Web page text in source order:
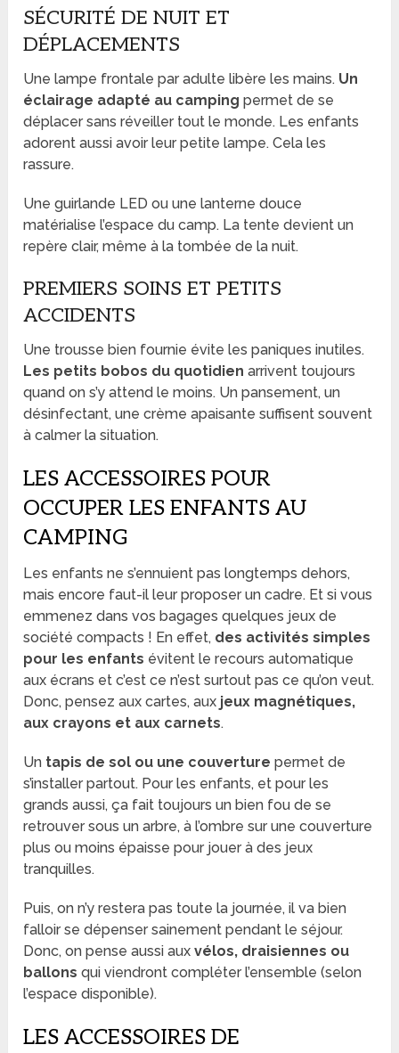
SÉCURITÉ DE NUIT ET
DÉPLACEMENTS
Une lampe frontale par adulte libère les mains. Un
éclairage adapté au camping permet de se
déplacer sans réveiller tout le monde. Les enfants
adorent aussi avoir leur petite lampe. Cela les
rassure.
Une guirlande LED ou une lanterne douce
matérialise l’espace du camp. La tente devient un
repère clair, même à la tombée de la nuit.
PREMIERS SOINS ET PETITS
ACCIDENTS
Une trousse bien fournie évite les paniques inutiles.
Les petits bobos du quotidien arrivent toujours
quand on s’y attend le moins. Un pansement, un
désinfectant, une crème apaisante suffisent souvent
à calmer la situation.
LES ACCESSOIRES POUR
OCCUPER LES ENFANTS AU
CAMPING
Les enfants ne s’ennuient pas longtemps dehors,
mais encore faut-il leur proposer un cadre. Et si vous
emmenez dans vos bagages quelques jeux de
société compacts ! En effet, des activités simples
pour les enfants évitent le recours automatique
aux écrans et c’est ce n’est surtout pas ce qu’on veut.
Donc, pensez aux cartes, aux jeux magnétiques,
aux crayons et aux carnets.
Un tapis de sol ou une couverturepermet de
s’installer partout. Pour les enfants, et pour les
grands aussi, ça fait toujours un bien fou de se
retrouver sous un arbre, à l’ombre sur une couverture
plus ou moins épaisse pour jouer à des jeux
tranquilles.
Puis, on n’y restera pas toute la journée, il va bien
falloir se dépenser sainement pendant le séjour.
Donc, on pense aussi auxvélos, draisiennes ou
ballons qui viendront compléter l’ensemble (selon
l’espace disponible).
LES ACCESSOIRES DE